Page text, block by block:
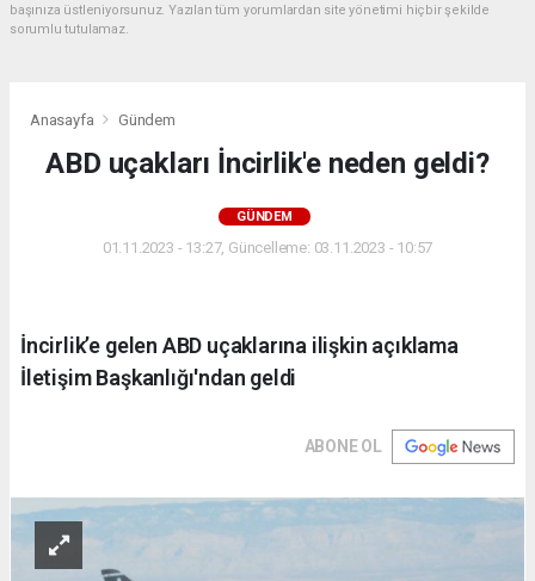
başınıza üstleniyorsunuz. Yazılan tüm yorumlardan site yönetimi hiçbir şekilde
sorumlu tutulamaz.
Anasayfa Gündem
ABD uçakları İncirlik'e neden geldi?
GÜNDEM
01.11.2023 - 13:27, Güncelleme: 03.11.2023 - 10:57
İncirlik’e gelen ABD uçaklarına ilişkin açıklama
İletişim Başkanlığı'ndan geldi
ABONE OL